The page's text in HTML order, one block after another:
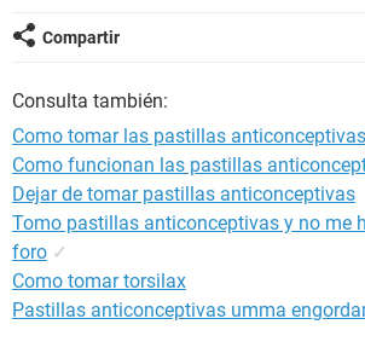
GLOSARIO
Compartir
Consulta también:
Como tomar las pastillas anticonceptivas
Como funcionan las pastillas
Dejar de tomar pastillas anticonceptivas
Tomo pastillas anticonceptivas y no me
foro ✓
Como tomar torsilax
Pastillas anticonceptivas umma